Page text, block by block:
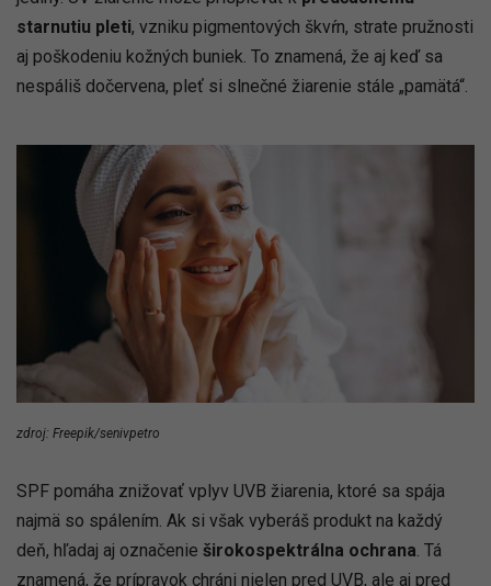
starnutiu pleti, vzniku pigmentových škvŕn, strate pružnosti
aj poškodeniu kožných buniek. To znamená, že aj keď sa
nespáliš dočervena, pleť si slnečné žiarenie stále „pamätá“.
zdroj: Freepik/senivpetro
SPF pomáha znižovať vplyv UVB žiarenia, ktoré sa spája
najmä so spálením. Ak si však vyberáš produkt na každý
deň, hľadaj aj označenie širokospektrálna ochrana. Tá
znamená, že prípravok chráni nielen pred UVB, ale aj pred